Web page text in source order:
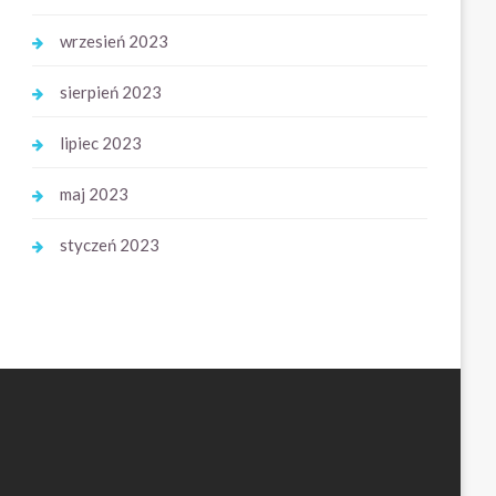
wrzesień 2023
sierpień 2023
lipiec 2023
maj 2023
styczeń 2023